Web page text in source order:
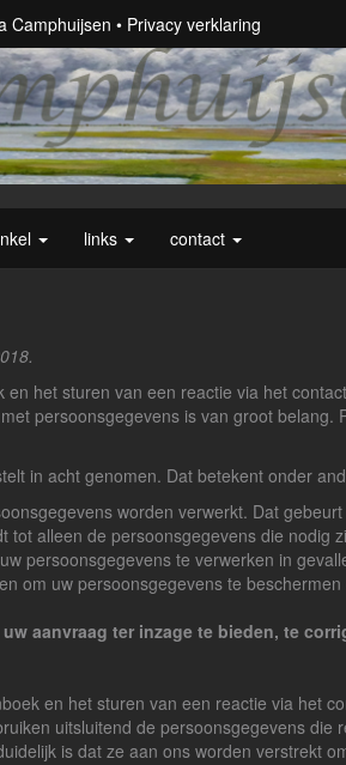
Camphuijsen Privacy verklaring
links contact
het sturen van een reactie via het
persoonsgegevens is van groot belang.
in acht genomen. Dat betekent onder
worden verwerkt. Dat
tot alleen de persoonsgegevens die nodig
persoonsgegevens te verwerken in
om uw persoonsgegevens te
aanvraag ter inzage te bieden, te
en het sturen van een reactie via het
uitsluitend de persoonsgegevens
is dat ze aan ons worden verstrekt